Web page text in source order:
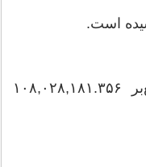
ارزش کل بازار بورس نیز بالغ‌بر ۱۰۸,۰۲۸,۱۸۱.۳۵۶